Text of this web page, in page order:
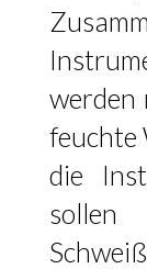
werden
feuchte
die